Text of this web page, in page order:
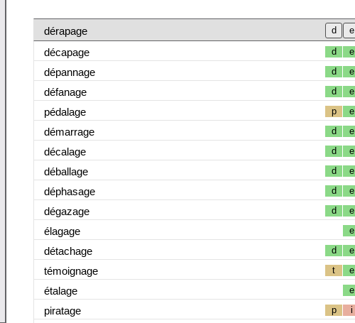
dérapage
décapage
d e
dépannage d e
défanage d e
pédalage p e
démarrage d e
décalage d e
déballage d e
déphasage d e
dégazage d e
élagage e
détachage d e
témoignage t e
étalage e
piratage p i